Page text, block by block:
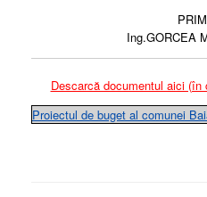
Ing.GORCEA
Descarcă documentul aici
Proiectul de buget al comunei